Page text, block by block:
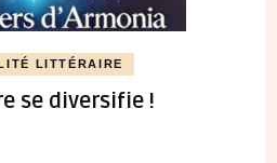
LITTÉRAIRE
se diversifie !